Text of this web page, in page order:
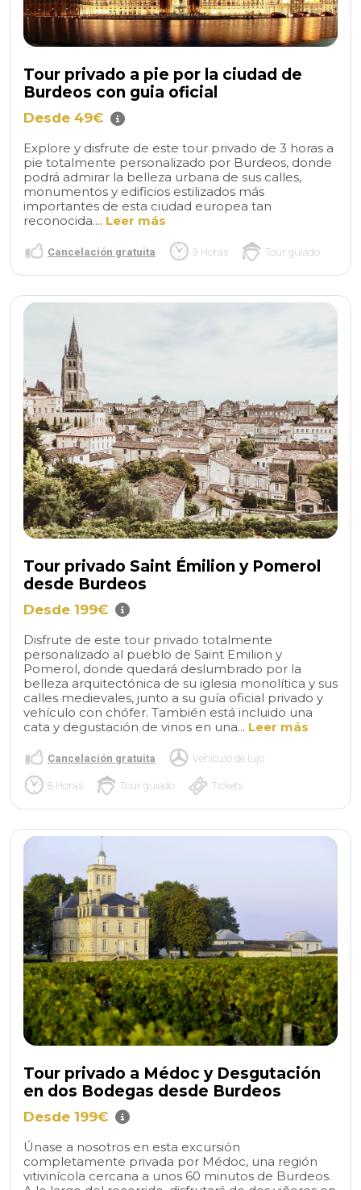
Tour privado a pie por la ciudad de
Burdeos con guia oficial
Desde 49€
Explore y disfrute de este tour privado de 3 horas a
pie totalmente personalizado por Burdeos, donde
podrá admirar la belleza urbana de sus calles,
monumentos y edificios estilizados más
importantes de esta ciudad europea tan
reconocida.... Leer más
Cancelación gratuita 3 Horas Tour guiado
Tour privado Saint Émilion y Pomerol
desde Burdeos
Desde 199€
Disfrute de este tour privado totalmente
personalizado al pueblo de Saint Emilion y
Pomerol, donde quedará deslumbrado por la
belleza arquitectónica de su iglesia monolítica y sus
calles medievales, junto a su guía oficial privado y
vehículo con chófer. También está incluido una
cata y degustación de vinos en una... Leer más
Cancelación gratuita Vehículo de lujo
8 Horas Tour guiado Tickets
Tour privado a Médoc y Desgutación
en dos Bodegas desde Burdeos
Desde 199€
Únase a nosotros en esta excursión
completamente privada por Médoc, una región
vitivinícola cercana a unos 60 minutos de Burdeos.